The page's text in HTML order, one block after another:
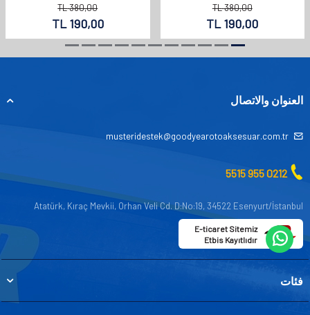
380,00
TL
190,00
TL
380,00
TL
190,00
TL
العنوان والاتصال
musteridestek@goodyearotoaksesuar.com.tr
0212 955 5515
Atatürk, Kıraç Mevkii, Orhan Veli Cd. D:No:19, 34522 Esenyurt/İstanbul
E-ticaret Sitemiz
Etbis Kayıtlıdır
فئات